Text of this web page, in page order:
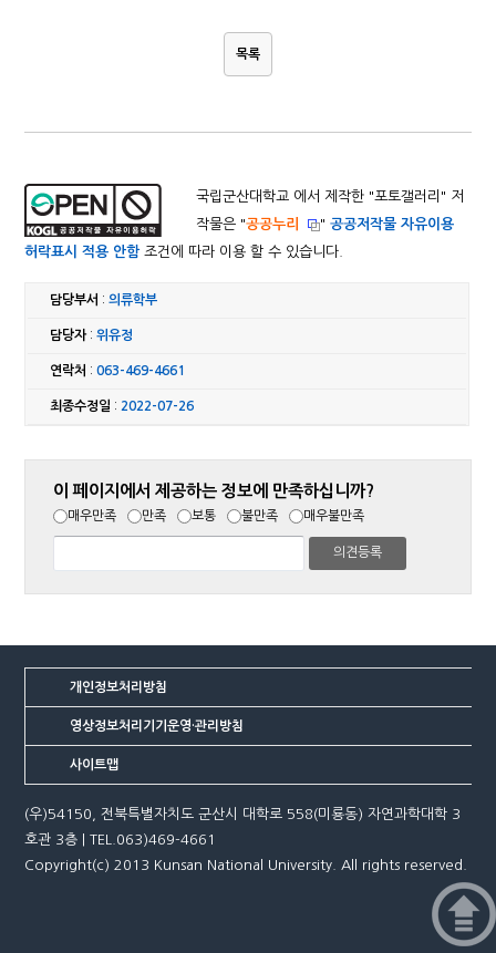
목록
국립군산대학교 에서 제작한 "포토갤러리 " 저
작물은 "공공누리 "공공저작물 자유이용
허락표시 적용 안함조건에 따라 이용 할 수 있습니다.
담당부서 :의류학부
담당자:위유정
연락처 :063-469-4661
최종수정일 : 2022-07-26
이 페이지에서 제공하는 정보에 만족하십니까?
매우만족 만족 보통 불만족 매우불만족
개인정보처리방침
영상정보처리기기운영·관리방침
사이트맵
(우)54150, 전북특별자치도 군산시 대학로 558(미룡동) 자연과학대학 3
호관 3층 | TEL.063)469-4661
Copyright(c) 2013 Kunsan National University. All rights reserved.